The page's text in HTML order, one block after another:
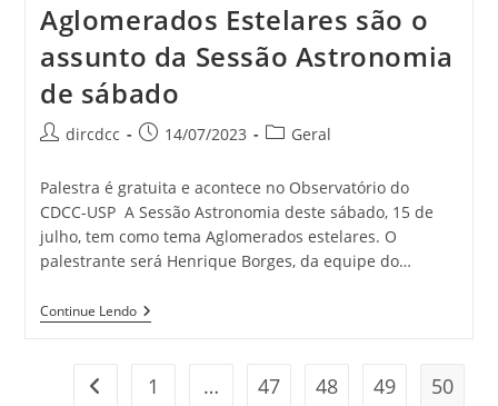
Aglomerados Estelares são o
assunto da Sessão Astronomia
de sábado
dircdcc 14/07/2023 Geral
Palestra é gratuita e acontece no Observatório do
CDCC-USP A Sessão Astronomia deste sábado, 15 de
julho, tem como tema Aglomerados estelares. O
palestrante será Henrique Borges, da equipe do…
Continue Lendo
1 … 47 48 49
50